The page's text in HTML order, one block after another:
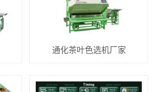
通化茶叶色选机厂家